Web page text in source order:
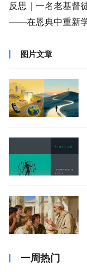
反思｜一名老基督
——在恩典中重新
图片文章
一周热门